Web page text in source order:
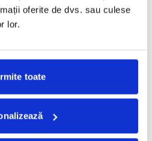
oferite de dvs. sau culese
lor.
toate